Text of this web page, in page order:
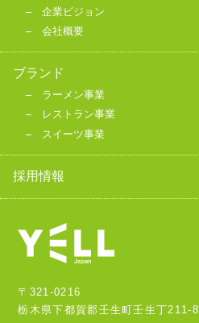
〒321-0216
栃木県下都賀郡壬生町壬生丁211-8
企業ビジョン
会社概要
ブランド
ラーメン事業
レストラン事業
スイーツ事業
採用情報